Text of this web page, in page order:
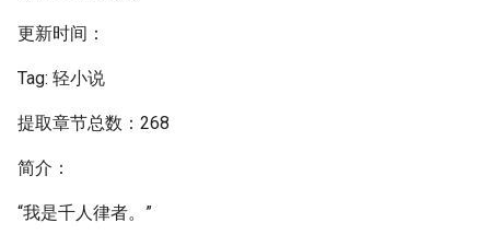
更新时间：
Tag: 轻小说
提取章节总数：268
简介：
“我是千人律者。”